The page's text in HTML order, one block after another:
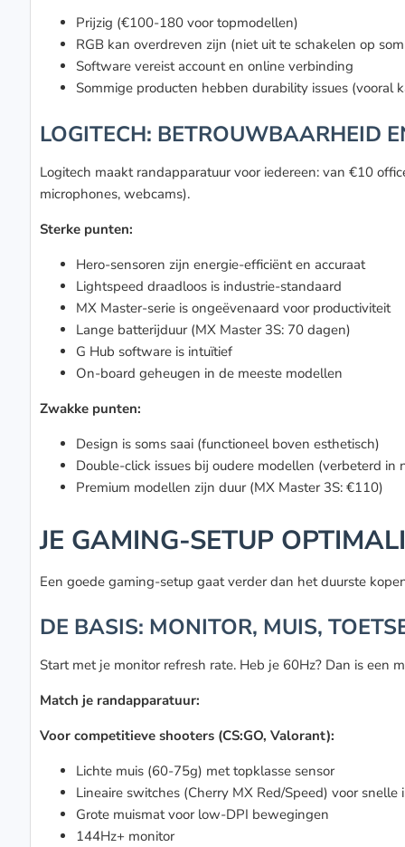
Prijzig (€100-180 voor topmodellen)
RGB kan overdreven zijn (niet uit te schakelen op
Software vereist account en online verbinding
Sommige producten hebben durability issues (vooral
LOGITECH: BETROUWBAARHEID
Logitech maakt randapparatuur voor iedereen: van €10
microphones, webcams).
Sterke punten:
Hero-sensoren zijn energie-efficiënt en accuraat
Lightspeed draadloos is industrie-standaard
MX Master-serie is ongeëvenaard voor productiviteit
Lange batterijduur (MX Master 3S: 70 dagen)
G Hub software is intuïtief
On-board geheugen in de meeste modellen
Zwakke punten:
Design is soms saai (functioneel boven esthetisch)
Double-click issues bij oudere modellen (verbeterd in
Premium modellen zijn duur (MX Master 3S: €110)
JE GAMING-SETUP
Een goede gaming-setup gaat verder dan het duurste
DE BASIS: MONITOR, MUIS,
Start met je monitor refresh rate. Heb je 60Hz? Dan is
Match je randapparatuur:
Voor competitieve shooters (CS:GO, Valorant):
Lichte muis (60-75g) met topklasse sensor
Lineaire switches (Cherry MX Red/Speed) voor snelle
Grote muismat voor low-DPI bewegingen
144Hz+ monitor